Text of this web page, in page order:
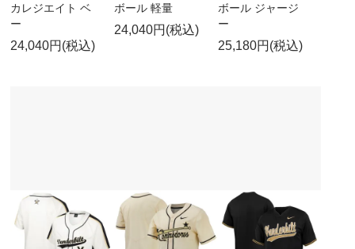
カレジエイト ベ
ー
24,040円(税込)
ボール 軽量
24,040円(税込)
ボール ジャージ
ー
25,180円(税込)